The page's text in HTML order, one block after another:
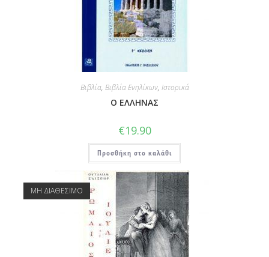
Βιβλία, Βιβλία Ενηλίκων, Ιστορικά
Ο ΕΛΛΗΝΑΣ
€19.90
Προσθήκη στο καλάθι
ΜΗ ΔΙΑΘΕΣΙΜΟ